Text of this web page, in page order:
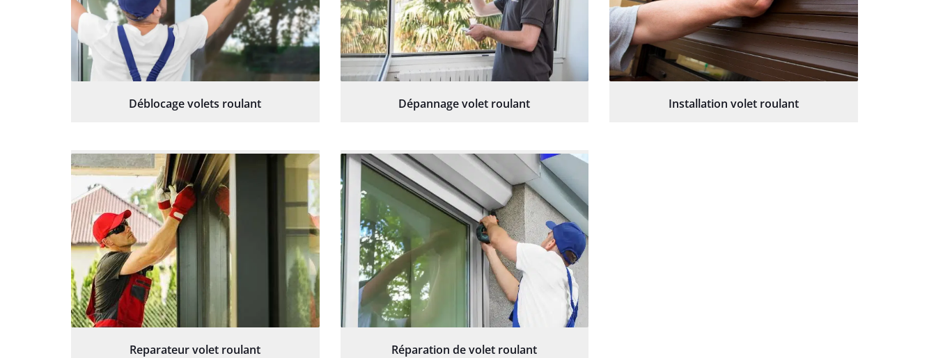
Déblocage volets roulant Dépannage volet roulant Installation volet roulant
Reparateur volet roulant Réparation de volet roulant